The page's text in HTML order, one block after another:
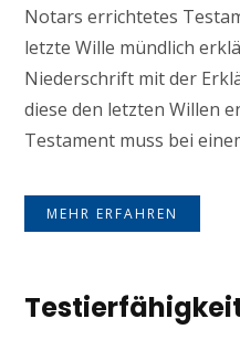
Notars errichtetes
letzte Wille mündlich
Niederschrift mit der
diese den letzten Willen
Testament muss bei
MEHR ERFAHREN